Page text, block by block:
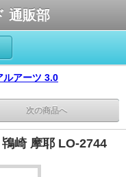
通販部
ルアーツ 3.0
次の商品へ
崎 摩耶 LO-2744